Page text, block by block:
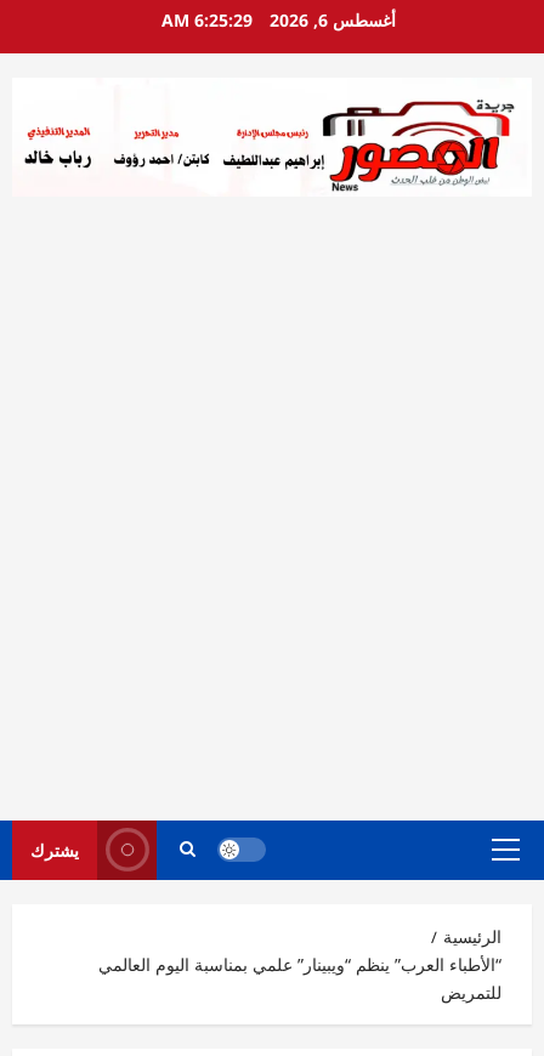
أغسطس 6, 2026 6:25:31 AM
القائمة
يشترك
الرئيسية
“الأطباء العرب” ينظم “ويبينار” علمي بمناسبة اليوم العالمي
للتمريض